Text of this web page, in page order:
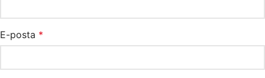
E-posta *